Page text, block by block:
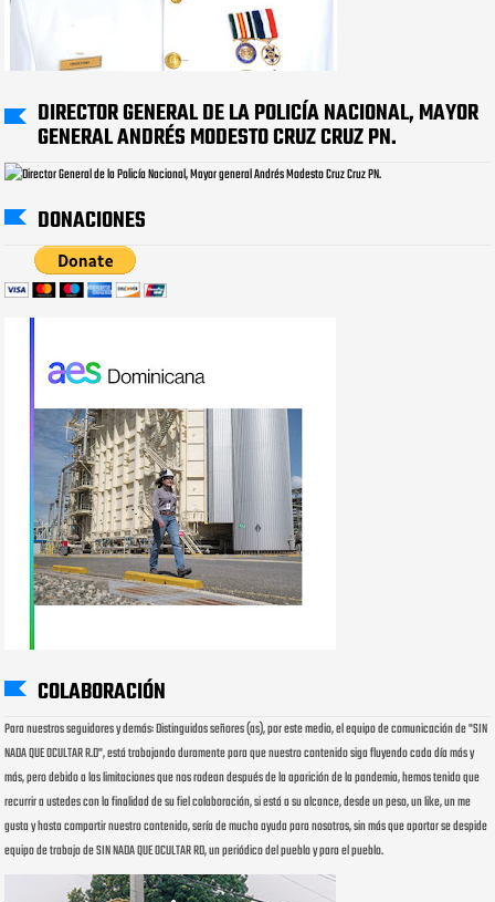
DIRECTOR GENERAL DE LA POLICÍA NACIONAL, MAYOR
GENERAL ANDRÉS MODESTO CRUZ CRUZ PN.
DONACIONES
COLABORACIÓN
Para nuestros seguidores y demás: Distinguidos señores (as), por este medio, el equipo de comunicación de "SIN
NADA QUE OCULTAR R.D", está trabajando duramente para que nuestro contenido siga fluyendo cada día más y
más, pero debido a las limitaciones que nos rodean después de la aparición de la pandemia, hemos tenido que
recurrir a ustedes con la finalidad de su fiel colaboración, si está a su alcance, desde un peso, un like, un me
gusta y hasta compartir nuestro contenido, sería de mucha ayuda para nosotros, sin más que aportar se despide
equipo de trabajo de SIN NADA QUE OCULTAR RD, un periódico del pueblo y para el pueblo.